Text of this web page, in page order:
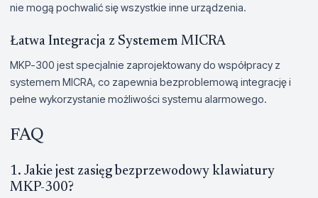
nie mogą pochwalić się wszystkie inne urządzenia.
Łatwa Integracja z Systemem MICRA
MKP-300 jest specjalnie zaprojektowany do współpracy z
systemem MICRA, co zapewnia bezproblemową integrację i
pełne wykorzystanie możliwości systemu alarmowego.
FAQ
1. Jakie jest zasięg bezprzewodowy klawiatury
MKP-300?